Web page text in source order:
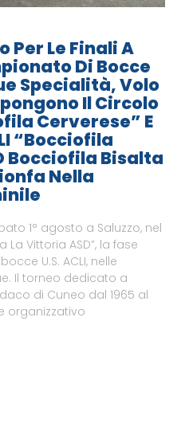
Per Le Finali A
Di Bocce
Specialità, Volo
Il Circolo
Cerverese” E
“Bocciofila
Bocciofila Bisalta
Nella
1° agosto a Saluzzo, nel
La Vittoria ASD”, la fase
U.S. ACLI, nelle
Il torneo dedicato a
di Cuneo dal 1965 al
organizzativo